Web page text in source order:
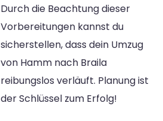
Durch die Beachtung dieser
Vorbereitungen kannst du
sicherstellen, dass dein Umzug
von Hamm nach Braila
reibungslos verläuft. Planung ist
der Schlüssel zum Erfolg!